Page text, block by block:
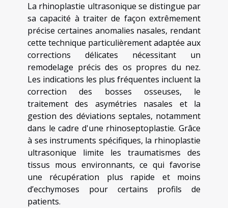
La rhinoplastie ultrasonique se distingue par
sa capacité à traiter de façon extrêmement
précise certaines anomalies nasales, rendant
cette technique particulièrement adaptée aux
corrections délicates nécessitant un
remodelage précis des os propres du nez.
Les indications les plus fréquentes incluent la
correction des bosses osseuses, le
traitement des asymétries nasales et la
gestion des déviations septales, notamment
dans le cadre d'une rhinoseptoplastie. Grâce
à ses instruments spécifiques, la rhinoplastie
ultrasonique limite les traumatismes des
tissus mous environnants, ce qui favorise
une récupération plus rapide et moins
d’ecchymoses pour certains profils de
patients.